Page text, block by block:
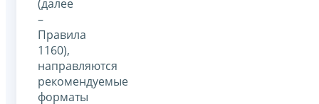
(далее
–
Правила
1160),
направляются
рекомендуемые
форматы